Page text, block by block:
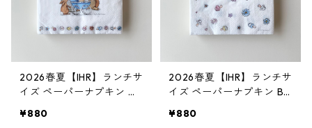
2026春夏【IHR】ランチサ
イズ ペーパーナプキン W
Anita Jeram 20枚入り
¥880
2026春夏【IHR】ランチサ
イズ ペーパーナプキン BA
ta Jeram 20枚入り
¥880